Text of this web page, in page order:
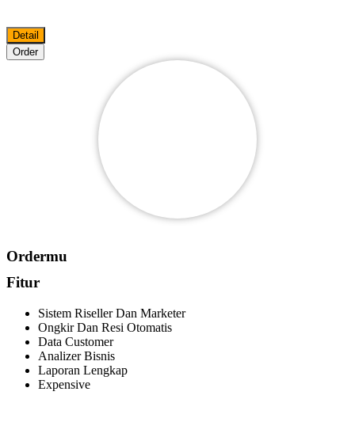
Detail
Order
Ordermu
Fitur
Sistem Riseller Dan Marketer
Ongkir Dan Resi Otomatis
Data Customer
Analizer Bisnis
Laporan Lengkap
Expensive